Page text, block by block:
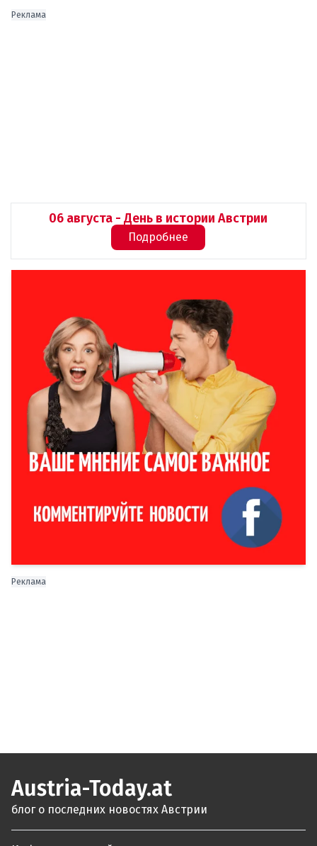
Реклама
06 августа - День в истории Австрии
Подробнее
Реклама
Austria-Today.at
блог о последних новостях Австрии